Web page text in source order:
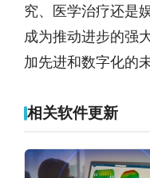
究、医学治疗还是
成为推动进步的强
加先进和数字化的未
相关软件更新